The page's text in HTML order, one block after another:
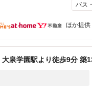
バス
ほか提供
大泉学園駅より徒歩9分 築